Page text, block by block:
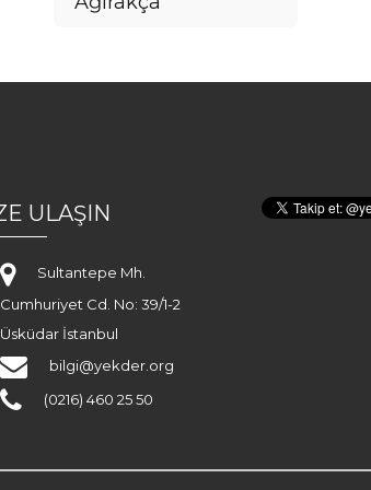
ULAŞIN
Sultantepe Mh.
Cumhuriyet Cd. No: 39/1-2
Üsküdar İstanbul
bilgi@yekder.org
(0216) 460 25 50